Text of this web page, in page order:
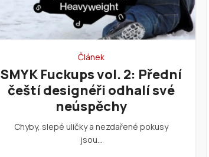
Článek
SMYK Fuckups vol. 2: Přední
čeští designéři odhalí své
neúspěchy
Chyby, slepé uličky a nezdařené pokusy
jsou…